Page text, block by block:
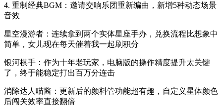
4. 重制经典BGM：邀请交响乐团重新编曲，新增5种动态场景
音效
星空漫游者：连续拿到两个实体星座手办，兑换流程比想象中
简单，女儿现在每天催着我一起刷积分
银河棋手：作为十年老玩家，电脑版的操作精度提升太关键
了，终于能稳定打出百万分连击
消除达人喵酱：更新后的颜料管功能超有趣，自定义星体颜色
后闯关效率直接翻倍